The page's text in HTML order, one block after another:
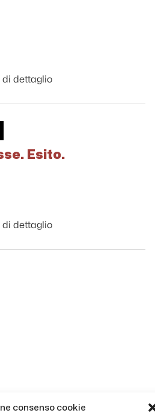
consenso cookie
di dettaglio
Esito.
di dettaglio